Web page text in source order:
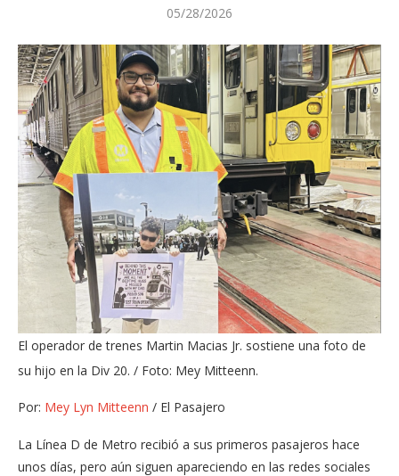
05/28/2026
El operador de trenes Martin Macias Jr. sostiene una foto de
su hijo en la Div 20. / Foto: Mey Mitteenn.
Por: Mey Lyn Mitteenn / El Pasajero
La Línea D de Metro recibió a sus primeros pasajeros hace
unos días, pero aún siguen apareciendo en las redes sociales